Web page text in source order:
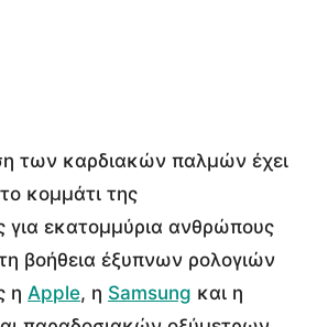
των καρδιακών παλμών έχει
κομμάτι της
για εκατομμύρια ανθρώπους
βοήθεια έξυπνων ρολογιών
η Apple, η Samsung και η